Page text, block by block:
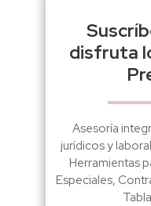
disfruta
Asesoría
jurídicos y
Herramientas
Especiales,